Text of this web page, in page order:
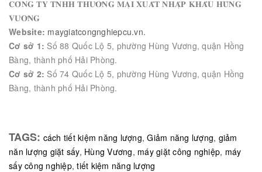
𝐂𝐎̂𝐍𝐆 𝐓𝐘 𝐓𝐍𝐇𝐇 𝐓𝐇𝐔̛𝐎̛𝐍𝐆 𝐌𝐀̣𝐈 𝐗𝐔𝐀̂́𝐓 𝐍𝐇𝐀̣̂𝐏 𝐊𝐇𝐀̂̉𝐔 𝐇𝐔̀𝐍𝐆
𝐕𝐔̛𝐎̛𝐍𝐆
Website: maygiatcongnghiepcu.vn.
Cơ sở 1: Số 88 Quốc Lộ 5, phường Hùng Vương, quận Hồng
Bàng, thành phố Hải Phòng.
Cơ sở 2: Số 74 Quốc Lộ 5, phường Hùng Vương, quận Hồng
Bàng, thành phố Hải Phòng.
TAGS: cách tiết kiệm năng lượng,Giảm năng lượng, giảm
năn lượng giặt sấy, Hùng Vương, máy giặt công nghiệp, máy
sấy công nghiệp,tiết kiệm năng lượng